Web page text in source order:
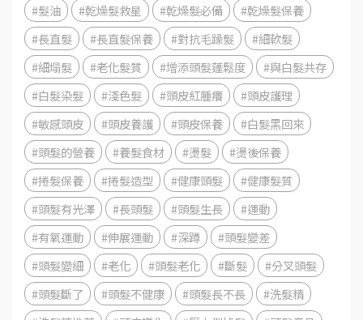
#髮油
#乾燥髮救星 #乾燥髮必備
#乾燥髮保養
#長直髮
#長直髮保養 #對抗毛躁髮
#細軟髮
#細塌髮
#老化髮質 #增添頭髮蓬鬆度
#與白髮共存
#白髮染髮
#淺色髮 #頭皮紅腫癢
#頭皮護理
#敏感頭皮
#頭皮養護 #頭皮保養
#白髮黑回來
#頭髮的營養
#養髮食材 #燙髮
#燙後保養
#捲髮保養
#捲髮造型 #健康頭髮
#健康髮質
#頭髮有光澤
#長頭髮 #頭髮生長
#運動
#有氧運動
#伸展運動 #深蹲
#頭髮變差
#頭髮變細
#老化 #頭髮老化 #斷髮
#分叉頭髮
#頭髮斷了
#頭髮不健康 #頭髮長不長
#洗髮精